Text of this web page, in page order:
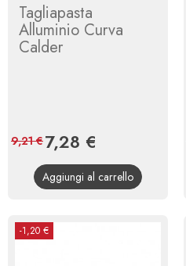
Tagliapasta
Alluminio Curva
Calder
Prezzo
7,28 €
base
9,21 €
Aggiungi al carrello
-1,20 €